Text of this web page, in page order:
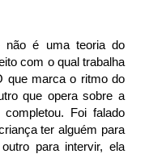
não é uma teoria do
com o qual trabalha
que marca o ritmo do
que opera sobre a
Foi falado
ter alguém para
para intervir, ela